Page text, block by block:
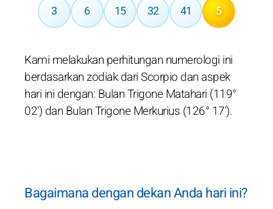
3 6 15 32 41 5
Kami melakukan perhitungan numerologi ini
berdasarkan zodiak dari Scorpio dan aspek
hari ini dengan: Bulan Trigone Matahari (119°
02') dan Bulan Trigone Merkurius (126° 17').
Bagaimana dengan dekan Anda hari ini?